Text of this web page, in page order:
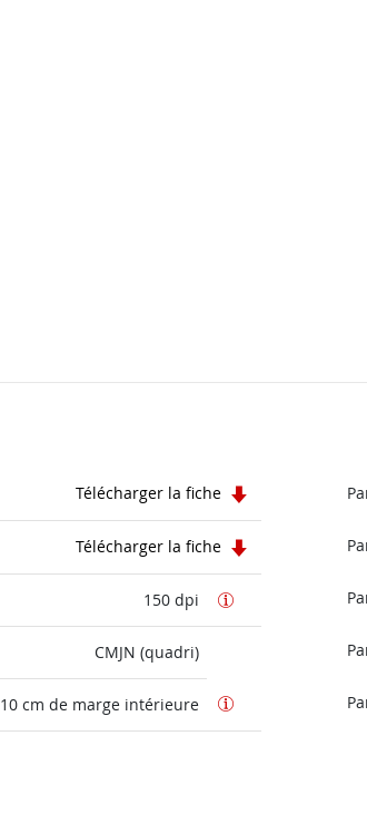
Télécharger la fiche
Télécharger la fiche
150 dpi
CMJN (quadri)
10 cm de marge intérieure